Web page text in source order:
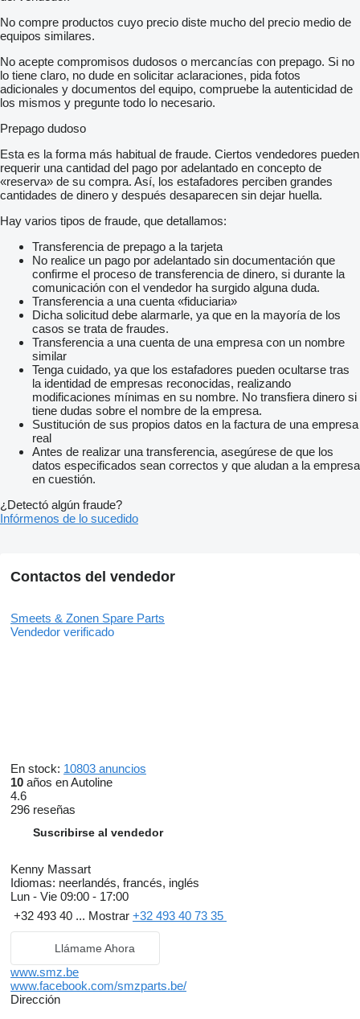
No compre productos cuyo precio diste mucho del precio medio de
equipos similares.
No acepte compromisos dudosos o mercancías con prepago. Si no
lo tiene claro, no dude en solicitar aclaraciones, pida fotos
adicionales y documentos del equipo, compruebe la autenticidad de
los mismos y pregunte todo lo necesario.
Prepago dudoso
Esta es la forma más habitual de fraude. Ciertos vendedores pueden
requerir una cantidad del pago por adelantado en concepto de
«reserva» de su compra. Así, los estafadores perciben grandes
cantidades de dinero y después desaparecen sin dejar huella.
Hay varios tipos de fraude, que detallamos:
Transferencia de prepago a la tarjeta
No realice un pago por adelantado sin documentación que
confirme el proceso de transferencia de dinero, si durante la
comunicación con el vendedor ha surgido alguna duda.
Transferencia a una cuenta «fiduciaria»
Dicha solicitud debe alarmarle, ya que en la mayoría de los
casos se trata de fraudes.
Transferencia a una cuenta de una empresa con un nombre
similar
Tenga cuidado, ya que los estafadores pueden ocultarse tras
la identidad de empresas reconocidas, realizando
modificaciones mínimas en su nombre. No transfiera dinero si
tiene dudas sobre el nombre de la empresa.
Sustitución de sus propios datos en la factura de una empresa
real
Antes de realizar una transferencia, asegúrese de que los
datos especificados sean correctos y que aludan a la empresa
en cuestión.
¿Detectó algún fraude?
Infórmenos de lo sucedido
Contactos del vendedor
Smeets & Zonen Spare Parts
Vendedor verificado
En stock: 10803 anuncios
10 años en Autoline
4.6
296 reseñas
Suscribirse al vendedor
Kenny Massart
Idiomas: neerlandés, francés, inglés
Lun - Vie 09:00 - 17:00
+32 493 40 ... Mostrar +32 493 40 73 35
Llámame Ahora
www.smz.be
www.facebook.com/smzparts.be/
Dirección